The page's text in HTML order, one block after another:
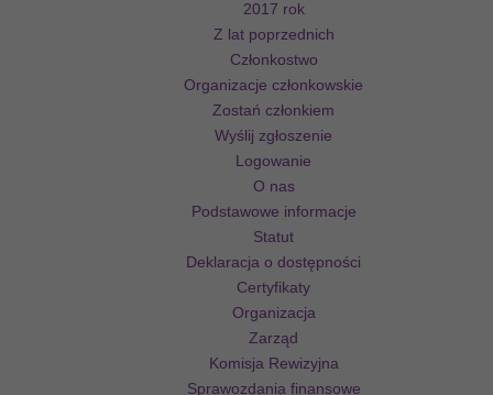
2017 rok
Z lat poprzednich
Członkostwo
Organizacje członkowskie
Zostań członkiem
Wyślij zgłoszenie
Logowanie
O nas
Podstawowe informacje
Statut
Deklaracja o dostępności
Certyfikaty
Organizacja
Zarząd
Komisja Rewizyjna
Sprawozdania finansowe